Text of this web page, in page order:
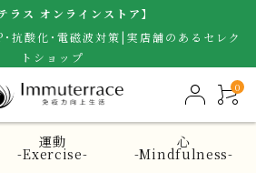
ラス オンラインストア】
抗酸化･電磁波対策|実店舗のあるセレク
トショップ
0
運動
-Exercise-
心
-Mindfulness-